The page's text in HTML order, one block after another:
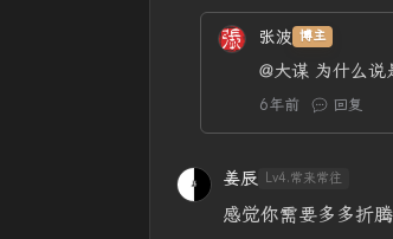
张波 博主
@大谋 为什么说
6年前 回复
姜辰 Lv4.常来常往
感觉你需要多多折腾